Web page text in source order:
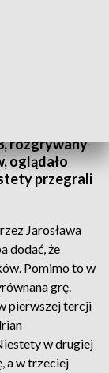
rozgrywany
oglądało
przegrali
Jarosława
dodać, że
Pomimo to w
grę.
pierwszej tercji
w drugiej
a w trzeciej